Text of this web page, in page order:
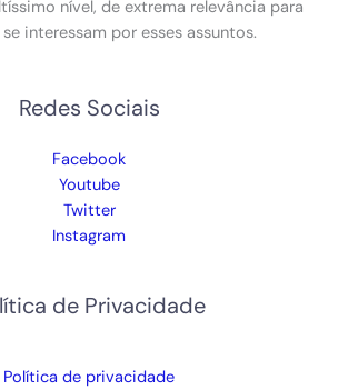
nível, de extrema relevância para
interessam por esses assuntos.
Redes Sociais
Facebook
Youtube
Twitter
Instagram
de Privacidade
Política de privacidade